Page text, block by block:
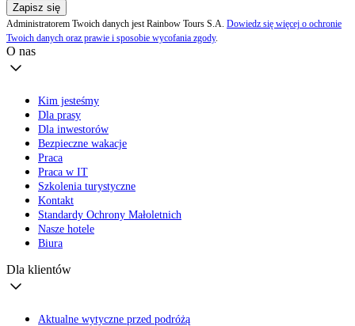
Zapisz się
Administratorem Twoich danych jest Rainbow Tours S.A. Dowiedz się więcej o ochronie
Twoich danych oraz prawie i sposobie wycofania zgody.
O nas
Kim jesteśmy
Dla prasy
Dla inwestorów
Bezpieczne wakacje
Praca
Praca w IT
Szkolenia turystyczne
Kontakt
Standardy Ochrony Małoletnich
Nasze hotele
Biura
Dla klientów
Aktualne wytyczne przed podróżą